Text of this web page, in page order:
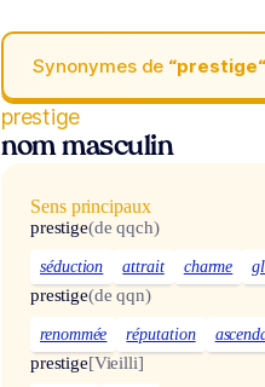
Synonymes de “prestige“
prestige
nom masculin
Sens principaux
prestige(de qqch)
séduction attrait charme
prestige(de qqn)
renommée réputation
prestige[Vieilli]